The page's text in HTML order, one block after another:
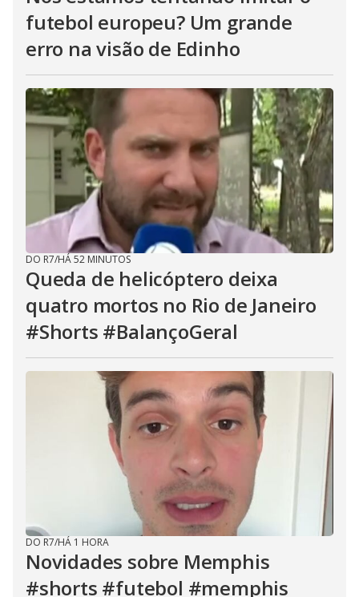
futebol europeu? Um grande
erro na visão de Edinho
DO R7/HÁ 52 MINUTOS
Queda de helicóptero deixa
quatro mortos no Rio de Janeiro
#Shorts #BalançoGeral
DO R7/HÁ 1 HORA
Novidades sobre Memphis
#shorts #futebol #memphis